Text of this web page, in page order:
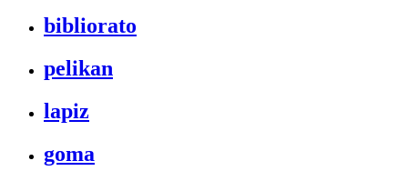
bibliorato
pelikan
lapiz
goma